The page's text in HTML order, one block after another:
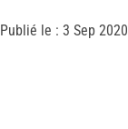
Publié le : 3 Sep 2020